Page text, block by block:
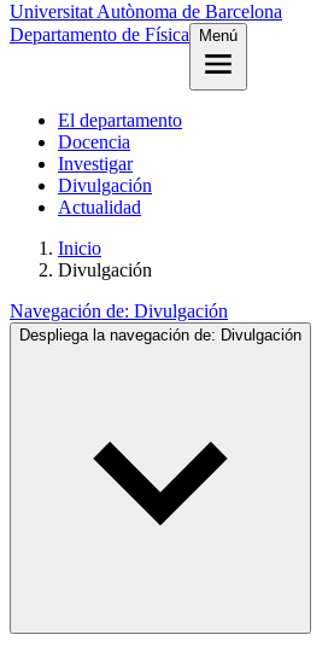
Universitat Autònoma de Barcelona
Departamento de Física
Menú
El departamento
Docencia
Investigar
Divulgación
Actualidad
Inicio
Divulgación
Navegación de: Divulgación
Despliega la navegación de: Divulgación